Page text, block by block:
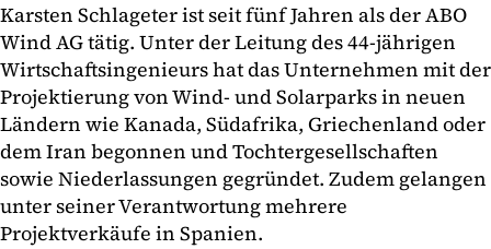
Karsten Schlageter ist seit fünf Jahren als der ABO
Wind AG tätig. Unter der Leitung des 44-jährigen
Wirtschaftsingenieurs hat das Unternehmen mit der
Projektierung von Wind- und Solarparks in neuen
Ländern wie Kanada, Südafrika, Griechenland oder
dem Iran begonnen und Tochtergesellschaften
sowie Niederlassungen gegründet. Zudem gelangen
unter seiner Verantwortung mehrere
Projektverkäufe in Spanien.